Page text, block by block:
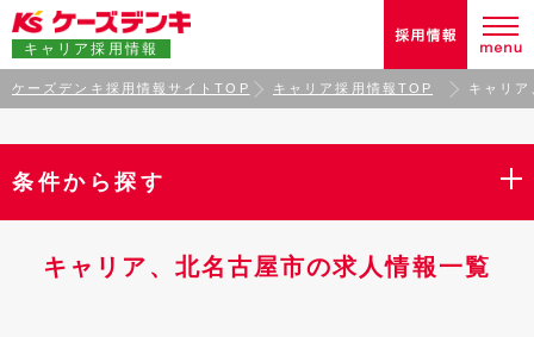
キャリア採用情報
ケーズデンキ採用情報サイトTOP キャリア採用情報TOP キャリ
条件から探す
キャリア、北名古屋市の求人情報一覧